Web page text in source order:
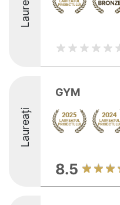
Laureați
GYM
8.5